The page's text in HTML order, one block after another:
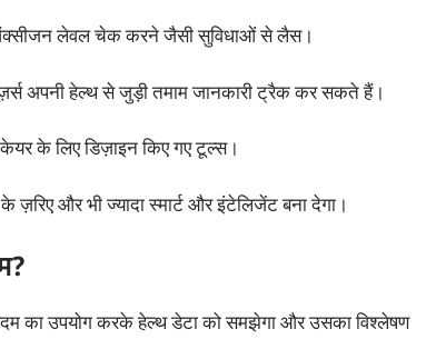
ऑक्सीजन लेवल चेक करने जैसी सुविधाओं से लैस।
अपनी हेल्थ से जुड़ी तमाम जानकारी ट्रैक कर सकते हैं।
के लिए डिज़ाइन किए गए टूल्स।
और भी ज्यादा स्मार्ट और इंटेलिजेंट बना देगा।
का उपयोग करके हेल्थ डेटा को समझेगा और उसका विश्लेषण